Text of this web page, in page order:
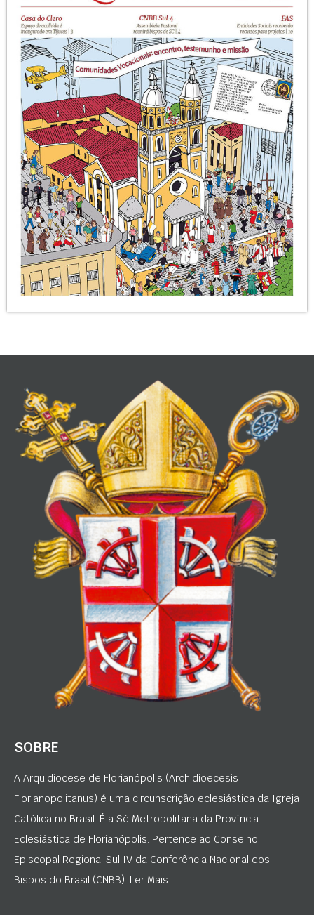
SOBRE
A Arquidiocese de Florianópolis (Archidioecesis
Florianopolitanus) é uma circunscrição eclesiástica da Igreja
Católica no Brasil. É a Sé Metropolitana da Província
Eclesiástica de Florianópolis. Pertence ao Conselho
Episcopal Regional Sul IV da Conferência Nacional dos
Bispos do Brasil (CNBB). Ler Mais